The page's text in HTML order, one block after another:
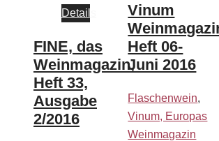
Details
FINE, das
Weinmagazin,
Heft 33,
Ausgabe
2/2016
Vinum
Heft 06-
Juni 2016
Flaschenwein,
Vinum, Europas
Weinmagazin